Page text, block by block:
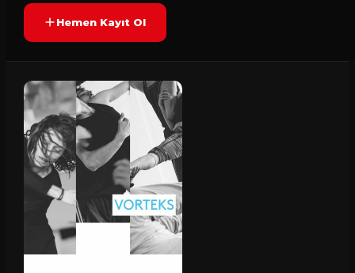
Hemen Kayıt Ol